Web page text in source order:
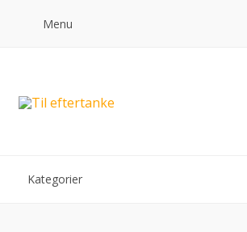
Menu
Kategorier